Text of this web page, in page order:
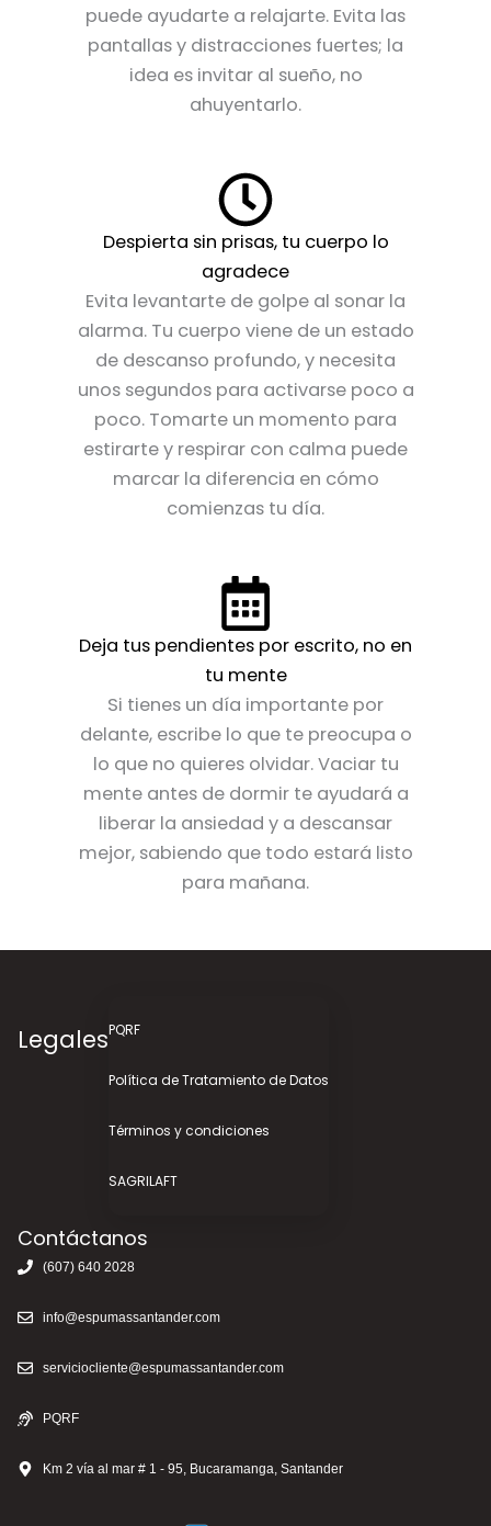
puede ayudarte a relajarte. Evita las
pantallas y distracciones fuertes; la
idea es invitar al sueño, no
ahuyentarlo.
Despierta sin prisas, tu cuerpo lo
agradece
Evita levantarte de golpe al sonar la
alarma. Tu cuerpo viene de un estado
de descanso profundo, y necesita
unos segundos para activarse poco a
poco. Tomarte un momento para
estirarte y respirar con calma puede
marcar la diferencia en cómo
comienzas tu día.
Deja tus pendientes por escrito, no en
tu mente
Si tienes un día importante por
delante, escribe lo que te preocupa o
lo que no quieres olvidar. Vaciar tu
mente antes de dormir te ayudará a
liberar la ansiedad y a descansar
mejor, sabiendo que todo estará listo
para mañana.
LegalesPQRF
Política de Tratamiento de Datos
Términos y condiciones
SAGRILAFT
Contáctanos
(607) 640 2028
info@espumassantander.com
serviciocliente@espumassantander.com
PQRF
Km 2 vía al mar # 1 - 95, Bucaramanga, Santander